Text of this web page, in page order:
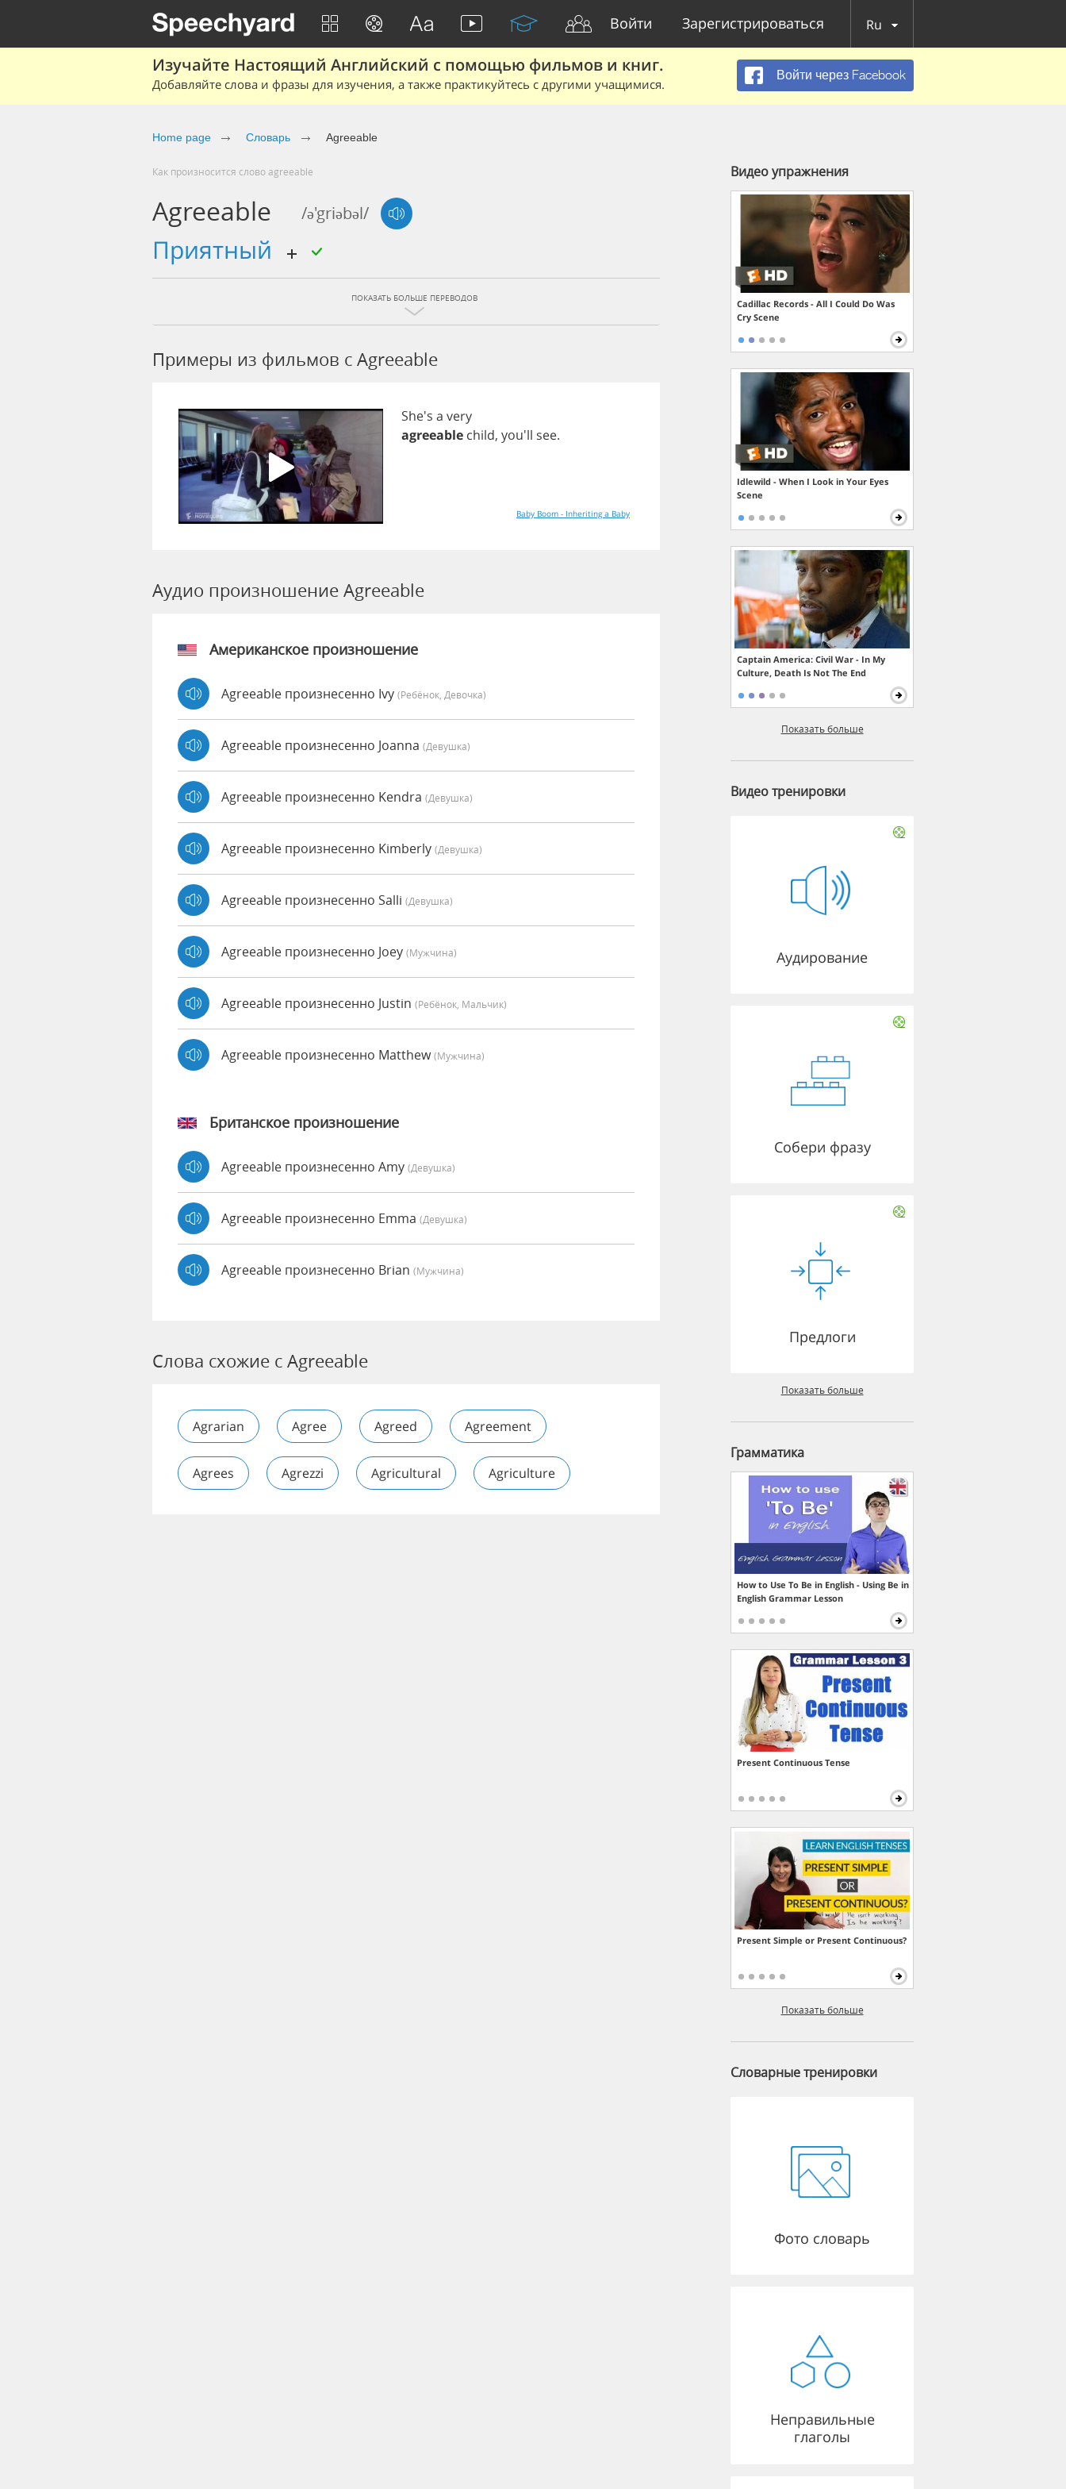
Войти Зарегистрироваться Ru
Изучайте Настоящий Английский с помощью фильмов и книг.
Добавляйте слова и фразы для изучения, а также практикуйтесь с другими учащимися.
Войти через Facebook
Home page Словарь Agreeable
Как произносится слово agreeable
Agreeable /ə'griəbəl/
приятный
ПОКАЗАТЬ БОЛЬШЕ ПЕРЕВОДОВ
Примеры из фильмов c Agreeable
She's a very
agreeable child, you'll see.
Baby Boom - Inheriting a Baby
Аудио произношение Agreeable
Американское произношение
Agreeable произнесенно Ivy (Ребёнок, Девочка)
Agreeable произнесенно Joanna (девушка)
Agreeable произнесенно Kendra (девушка)
Agreeable произнесенно Kimberly (девушка)
Agreeable произнесенно Salli (девушка)
Agreeable произнесенно Joey (мужчина)
Agreeable произнесенно Justin (Ребёнок, Мальчик)
Agreeable произнесенно Matthew(мужчина)
Британское произношение
Agreeable произнесенно Amy (девушка)
Agreeable произнесенно Emma (девушка)
Agreeable произнесенно Brian (мужчина)
Слова схожие с Agreeable
Agrarian Agree Agreed Agreement
Agrees Agrezzi Agricultural Agriculture
Видео упражнения
Cadillac Records - All I Could Do Was
Cry Scene
Idlewild - When I Look in Your Eyes
Scene
Captain America: Civil War - In My
Culture, Death Is Not The End
Показать больше
Видео тренировки
Аудирование
Собери фразу
Предлоги
Показать больше
Грамматика
How to Use To Be in English - Using Be in
English Grammar Lesson
Present Continuous Tense
Present Simple or Present Continuous?
Показать больше
Словарные тренировки
Фото словарь
Неправильные
глаголы